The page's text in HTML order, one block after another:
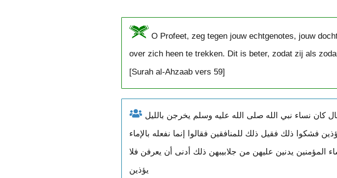
O Profeet, zeg tegen jouw echtgenotes, jouw
over zich heen te trekken. Dit is beter, zodat zij als
[Surah al-Ahzaab vers 59]
فشكوا ذلك فقيل ذلك للمنافقين فقالوا إنما نفعله بالإماء
المؤمنين يدنين عليهن من جلابيبهن ذلك أدنى أن يعرفن فلا
يؤذين